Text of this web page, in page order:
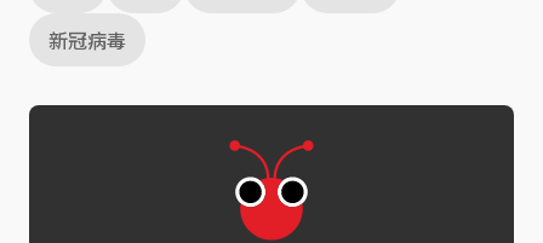
新冠病毒